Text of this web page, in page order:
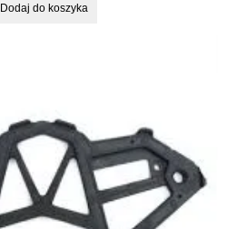
Dodaj do koszyka